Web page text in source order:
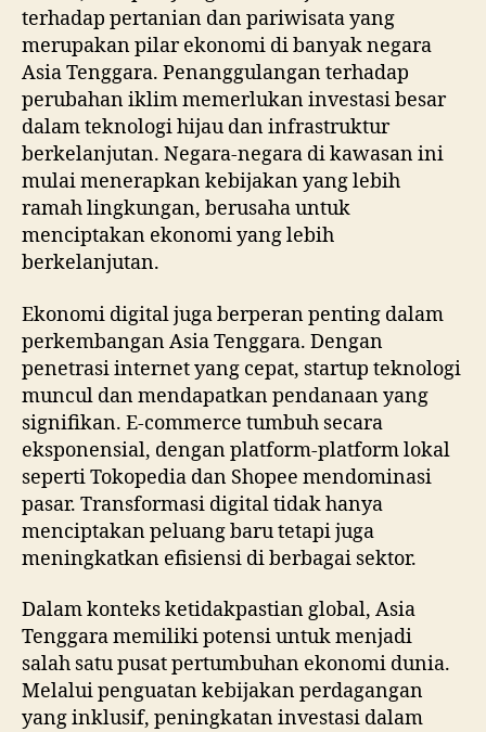
terhadap pertanian dan pariwisata yang
merupakan pilar ekonomi di banyak negara
Asia Tenggara. Penanggulangan terhadap
perubahan iklim memerlukan investasi besar
dalam teknologi hijau dan infrastruktur
berkelanjutan. Negara-negara di kawasan ini
mulai menerapkan kebijakan yang lebih
ramah lingkungan, berusaha untuk
menciptakan ekonomi yang lebih
berkelanjutan.
Ekonomi digital juga berperan penting dalam
perkembangan Asia Tenggara. Dengan
penetrasi internet yang cepat, startup teknologi
muncul dan mendapatkan pendanaan yang
signifikan. E-commerce tumbuh secara
eksponensial, dengan platform-platform lokal
seperti Tokopedia dan Shopee mendominasi
pasar. Transformasi digital tidak hanya
menciptakan peluang baru tetapi juga
meningkatkan efisiensi di berbagai sektor.
Dalam konteks ketidakpastian global, Asia
Tenggara memiliki potensi untuk menjadi
salah satu pusat pertumbuhan ekonomi dunia.
Melalui penguatan kebijakan perdagangan
yang inklusif, peningkatan investasi dalam